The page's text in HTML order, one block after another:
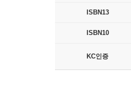
ISBN13
ISBN10
KC인증